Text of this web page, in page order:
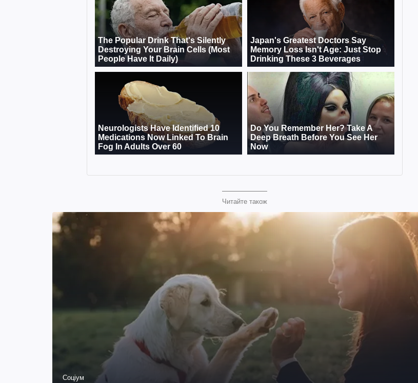
Читайте також
Соціум